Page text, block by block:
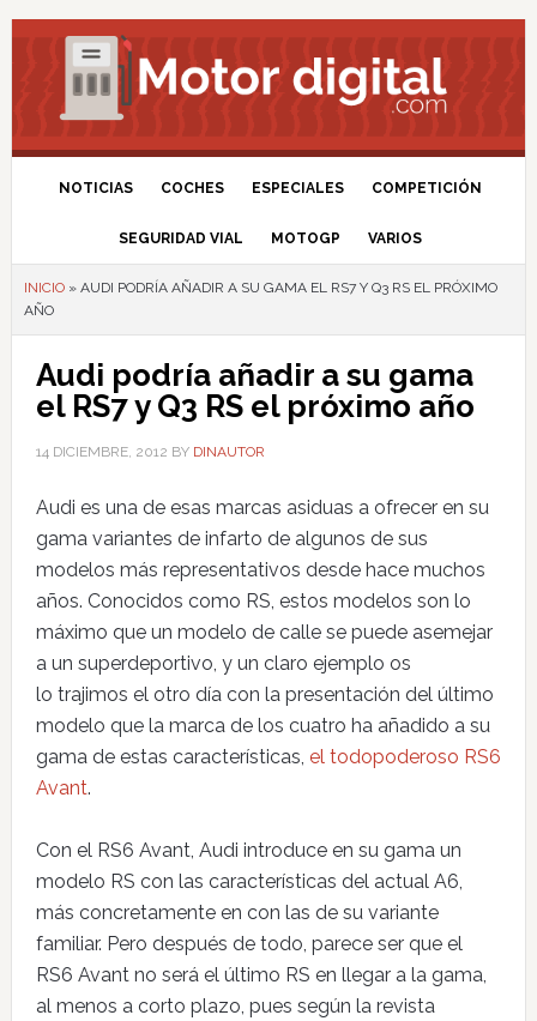
NOTICIAS COCHES ESPECIALES COMPETICIÓN
SEGURIDAD VIAL MOTOGP VARIOS
INICIO» AUDI PODRÍA AÑADIR A SU GAMA EL RS7 Y Q3 RS EL PRÓXIMO
AÑO
Audi podría añadir a su gama
el RS7 y Q3 RS el próximo año
14 DICIEMBRE, 2012 BY DINAUTOR
Audi es una de esas marcas asiduas a ofrecer en su
gama variantes de infarto de algunos de sus
modelos más representativos desde hace muchos
años. Conocidos como RS, estos modelos son lo
máximo que un modelo de calle se puede asemejar
a un superdeportivo, y un claro ejemplo os
lo trajimos el otro día con la presentación del último
modelo que la marca de los cuatro ha añadido a su
gama de estas características, el todopoderoso RS6
Avant.
Con el RS6 Avant, Audi introduce en su gama un
modelo RS con las características del actual A6,
más concretamente en con las de su variante
familiar. Pero después de todo, parece ser que el
RS6 Avant no será el último RS en llegar a la gama,
al menos a corto plazo, pues según la revista